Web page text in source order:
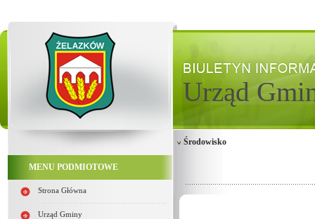
Urząd
MENU PODMIOTOWE
Strona Główna
Urząd Gminy
Środowisko